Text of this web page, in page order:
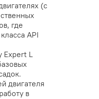
(с
где
API
Expert L
двигателя
в